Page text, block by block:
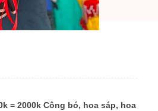
= 2000k Công bó, hoa sáp, hoa